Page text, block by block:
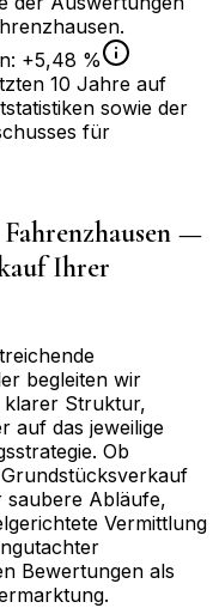
.
: +5,48 %
10 Jahre auf
sowie der
für
Fahrenzhausen —
Ihrer
begleiten wir
klarer Struktur,
auf das jeweilige
Ob
Abläufe,
Vermittlung
Bewertungen als